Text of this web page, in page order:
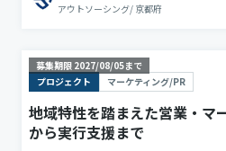
アウトソーシング/ 京都府
募集期限 2027/08/05まで
プロジェクト
マーケティング/PR
地域特性を踏まえた営業・マ
から実行支援まで